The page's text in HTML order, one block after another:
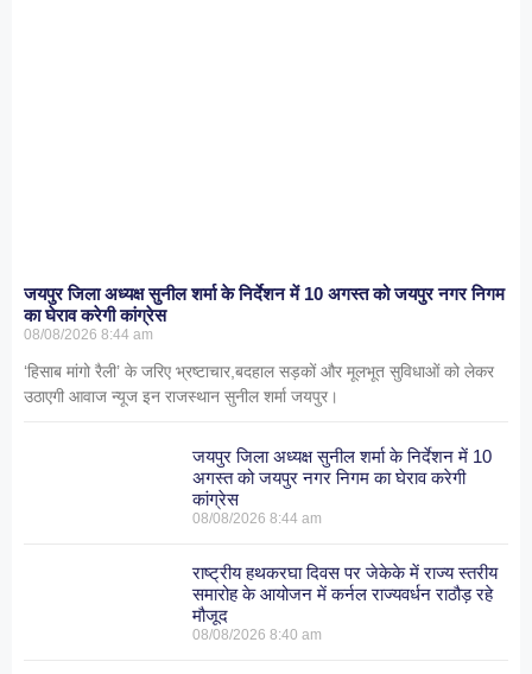
जयपुर जिला अध्यक्ष सुनील शर्मा के निर्देशन में 10 अगस्त को जयपुर नगर निगम
का घेराव करेगी कांग्रेस
08/08/2026 8:44 am
‘हिसाब मांगो रैली’ के जरिए भ्रष्टाचार,बदहाल सड़कों और मूलभूत सुविधाओं को लेकर
उठाएगी आवाज न्यूज इन राजस्थान सुनील शर्मा जयपुर।
जयपुर जिला अध्यक्ष सुनील शर्मा के निर्देशन में 10
अगस्त को जयपुर नगर निगम का घेराव करेगी
कांग्रेस
08/08/20268:44 am
राष्ट्रीय हथकरघा दिवस पर जेकेके में राज्य स्तरीय
समारोह के आयोजन में कर्नल राज्यवर्धन राठौड़ रहे
मौजूद
08/08/20268:40 am